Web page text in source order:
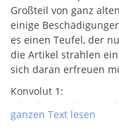
Großteil von ganz
einige
es einen Teufel, der
die Artikel strahlen
sich daran erfreuen
Konvolut 1:
- Sektflasche
- Bombe
ganzen Text lesen